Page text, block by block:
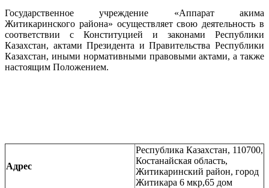
Государственное учреждение «Аппарат акима
Житикаринского района» осуществляет свою деятельность в
соответствии с Конституцией и законами Республики
Казахстан, актами Президента и Правительства Республики
Казахстан, иными нормативными правовыми актами, а также
настоящим Положением.
Адрес
Республика Казахстан, 110700,
Костанайская область,
Житикаринский район, город
Житикара 6 мкр,65 дом